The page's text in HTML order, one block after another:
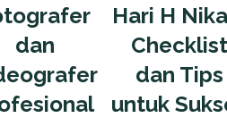
dan
Hari H
Checklist
dan Tips
untuk